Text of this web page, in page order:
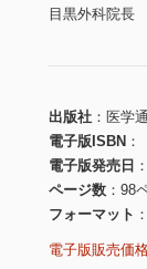
目黒外科院長
出版社
医学
電子版ISBN
電子版発売日
ページ数
98
フォーマット
電子版販売価